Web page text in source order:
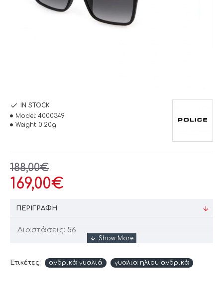
169,00€
188,00€
IN STOCK
Model: 4000349
Weight: 0.20g
ΠΕΡΙΓΡΑΦΉ
Διαστάσεις: 56
Ετικέτες: ανδρικά γυαλιά γυαλια ηλιου ανδρικά